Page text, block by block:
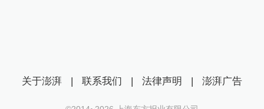
关于澎湃 | 联系我们 | 法律声明 | 澎湃广告